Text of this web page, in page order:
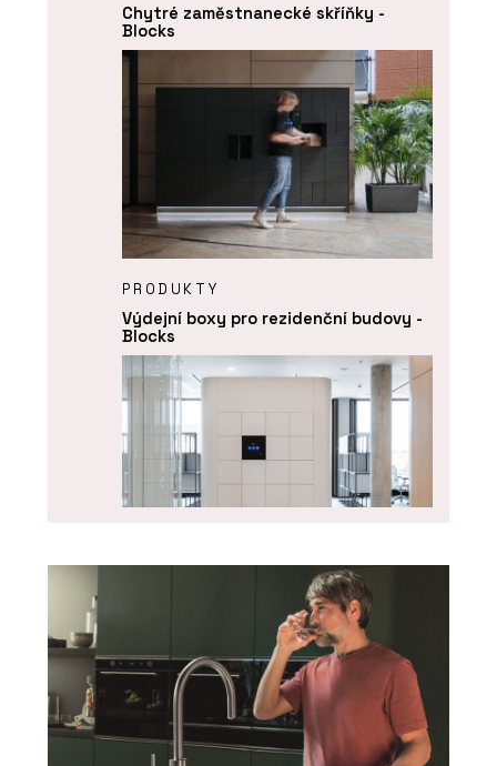
Chytré zaměstnanecké skříňky -
Blocks
PRODUKTY
Výdejní boxy pro rezidenční budovy -
Blocks